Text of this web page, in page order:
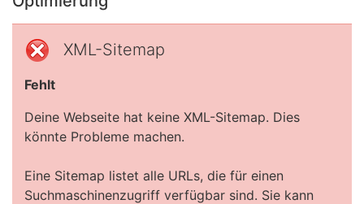
XML-Sitemap
Fehlt
Deine Webseite hat keine XML-Sitemap. Dies
könnte Probleme machen.
Eine Sitemap listet alle URLs, die für einen
Suchmaschinenzugriff verfügbar sind. Sie kann